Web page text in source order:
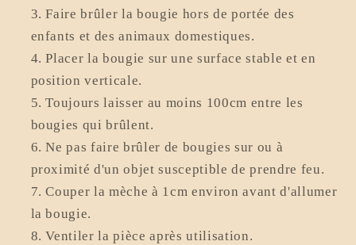
Faire brûler la bougie hors de portée des
enfants et des animaux domestiques.
Placer la bougie sur une surface stable et en
position verticale.
Toujours laisser au moins 100cm entre les
bougies qui brûlent.
Ne pas faire brûler de bougies sur ou à
proximité d'un objet susceptible de prendre feu.
Couper la mèche à 1cm environ avant d'allumer
la bougie.
Ventiler la pièce après utilisation.